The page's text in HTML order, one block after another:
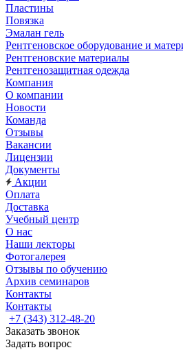
Пластины
Повязка
Эмалан гель
Рентгеновское оборудование и
Рентгеновские материалы
Рентгенозащитная одежда
Компания
О компании
Новости
Команда
Отзывы
Вакансии
Лицензии
Документы
Акции
Оплата
Доставка
Учебный центр
О нас
Наши лекторы
Фотогалерея
Отзывы по обучению
Архив семинаров
Контакты
Контакты
+7 (343) 312-48-20
Заказать звонок
Задать вопрос